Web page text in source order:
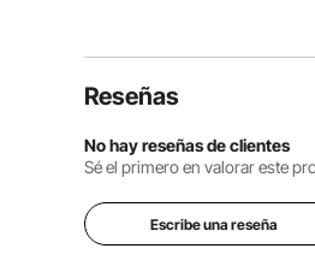
Reseñas
No hay reseñas de clientes
Sé el primero en valorar este
Escribe una reseña